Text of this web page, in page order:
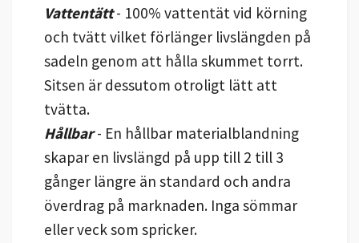
Vattentätt- 100% vattentät vid körning
och tvätt vilket förlänger livslängden på
sadeln genom att hålla skummet torrt.
Sitsen är dessutom otroligt lätt att
tvätta.
Hållbar- En hållbar materialblandning
skapar en livslängd på upp till 2 till 3
gånger längre än standard och andra
överdrag på marknaden. Inga sömmar
eller veck som spricker.